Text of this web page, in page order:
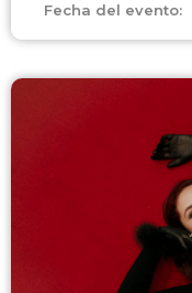
Fecha del evento: